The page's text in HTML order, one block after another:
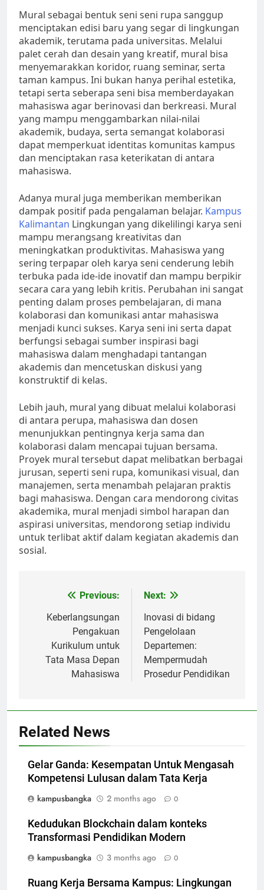
Mural sebagai bentuk seni seni rupa sanggup
menciptakan edisi baru yang segar di lingkungan
akademik, terutama pada universitas. Melalui
palet cerah dan desain yang kreatif, mural bisa
menyemarakkan koridor, ruang seminar, serta
taman kampus. Ini bukan hanya perihal estetika,
tetapi serta seberapa seni bisa memberdayakan
mahasiswa agar berinovasi dan berkreasi. Mural
yang mampu menggambarkan nilai-nilai
akademik, budaya, serta semangat kolaborasi
dapat memperkuat identitas komunitas kampus
dan menciptakan rasa keterikatan di antara
mahasiswa.
Adanya mural juga memberikan memberikan
dampak positif pada pengalaman belajar. Kampus
Kalimantan Lingkungan yang dikelilingi karya seni
mampu merangsang kreativitas dan
meningkatkan produktivitas. Mahasiswa yang
sering terpapar oleh karya seni cenderung lebih
terbuka pada ide-ide inovatif dan mampu berpikir
secara cara yang lebih kritis. Perubahan ini sangat
penting dalam proses pembelajaran, di mana
kolaborasi dan komunikasi antar mahasiswa
menjadi kunci sukses. Karya seni ini serta dapat
berfungsi sebagai sumber inspirasi bagi
mahasiswa dalam menghadapi tantangan
akademis dan mencetuskan diskusi yang
konstruktif di kelas.
Lebih jauh, mural yang dibuat melalui kolaborasi
di antara perupa, mahasiswa dan dosen
menunjukkan pentingnya kerja sama dan
kolaborasi dalam mencapai tujuan bersama.
Proyek mural tersebut dapat melibatkan berbagai
jurusan, seperti seni rupa, komunikasi visual, dan
manajemen, serta menambah pelajaran praktis
bagi mahasiswa. Dengan cara mendorong civitas
akademika, mural menjadi simbol harapan dan
aspirasi universitas, mendorong setiap individu
untuk terlibat aktif dalam kegiatan akademis dan
sosial.
navigation
Previous:
Keberlangsungan
Pengakuan
Kurikulum untuk
Tata Masa Depan
Mahasiswa
Next:
Inovasi di bidang
Pengelolaan
Departemen:
Mempermudah
Prosedur Pendidikan
Related News
Gelar Ganda: Kesempatan Untuk Mengasah
Kompetensi Lulusan dalam Tata Kerja
kampusbangka
2 months ago 0
Kedudukan Blockchain dalam konteks
Transformasi Pendidikan Modern
kampusbangka
3 months ago 0
Ruang Kerja Bersama Kampus: Lingkungan